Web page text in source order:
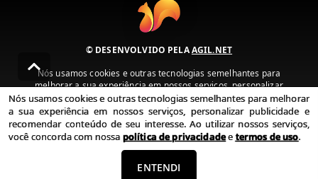
© DESENVOLVIDO PELAAGIL.NET
Nós usamos cookies e outras tecnologias semelhantes para
melhorar a sua experiência em nossos serviços, personalizar
publicidade e recomendar conteúdo de seu interesse. Ao utilizar
nossos serviços, você concorda com nossa política de privacidade e
termos de uso.
Política de Privacidade Termos de uso
Nós usamos cookies e outras tecnologias semelhantes para melhorar
a sua experiência em nossos serviços, personalizar publicidade e
recomendar conteúdo de seu interesse. Ao utilizar nossos serviços,
você concorda com nossa política de privacidadeetermos de uso.
ENTENDI